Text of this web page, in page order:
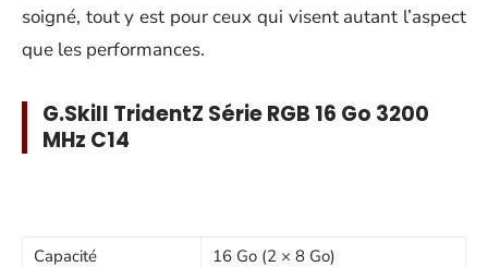
soigné, tout y est pour ceux qui visent autant l’aspect
que les performances.
G.Skill TridentZ Série RGB 16 Go 3200
MHz C14
Capacité 16 Go (2 × 8 Go)